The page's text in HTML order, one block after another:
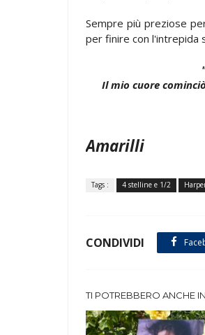
Sempre più preziose
per finire con l'intrepida
Il mio cuore
Amarilli
Tags : 4 stelline e 1/2
CONDIVIDI
TI POTREBBERO ANCHE